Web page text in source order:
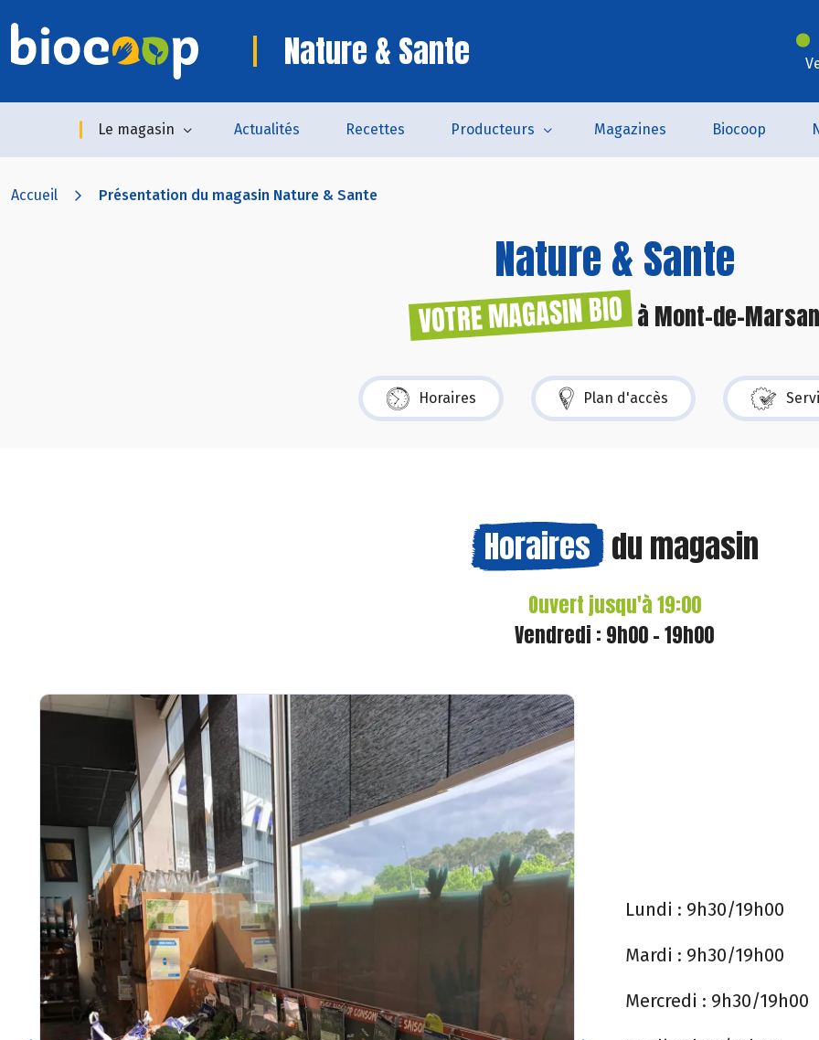
Nature & Sante
Le magasin Actualités Recettes Producteurs Magazines Biocoop
Accueil Présentation du magasin Nature & Sante
Nature & Sante
VOTRE MAGASIN BIO à Mont-de-Marsan
Horaires Plan d'accès
Horaires du magasin
Ouvert jusqu'à 19:00
Vendredi : 9h00 - 19h00
Lundi : 9h30/19h00
Mardi : 9h30/19h00
Mercredi : 9h30/19h00